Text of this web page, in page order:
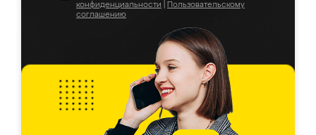
конфиденциальности
Пользовательскому
соглашению